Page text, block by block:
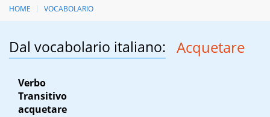
HOME VOCABOLARIO
Dal vocabolario italiano: Acquetare
Verbo
Transitivo
acquetare